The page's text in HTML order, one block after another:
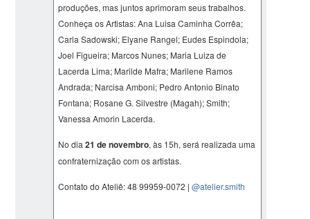
produções, mas juntos aprimoram seus trabalhos.
Conheça os Artistas: Ana Luisa Caminha Corrêa;
Carla Sadowski; Elyane Rangel; Eudes Espindola;
Joel Figueira; Marcos Nunes; Maria Luiza de
Lacerda Lima; Marilde Mafra; Marilene Ramos
Andrada; Narcisa Amboni; Pedro Antonio Binato
Fontana; Rosane G. Silvestre (Magah); Smith;
Vanessa Amorin Lacerda.
No dia 21 de novembro, às 15h, será realizada uma
confraternização com os artistas.
Contato do Ateliê: 48 99959-0072 |@atelier.smith